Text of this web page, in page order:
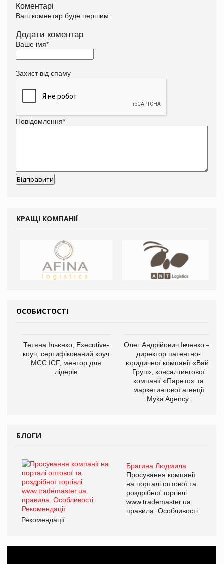
Коментарі
Ваш коментар буде першим.
Додати коментар
Ваше імя*
Захист від спаму
Повідомлення*
КРАЩІ КОМПАНІЇ
ОСОБИСТОСТІ
Тетяна Ільєнко, Executive-
коуч, сертифікований коуч
МСС ICF, ментор для
лідерів
Олег Андрійович Івченко —
директор патентно-
юридичної компанії «Вайз
Груп», консалтингової
компанії «Парето» та
маркетингової агенції
Myka Agency.
БЛОГИ
Брагина Людмила
Просування компанії
на порталі оптової та
роздрібної торгівлі
www.trademaster.ua.
правила. Особливості.
Рекомендації